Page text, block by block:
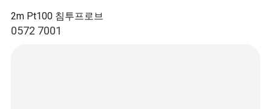
0572 7001
2m Pt100 침투프로브